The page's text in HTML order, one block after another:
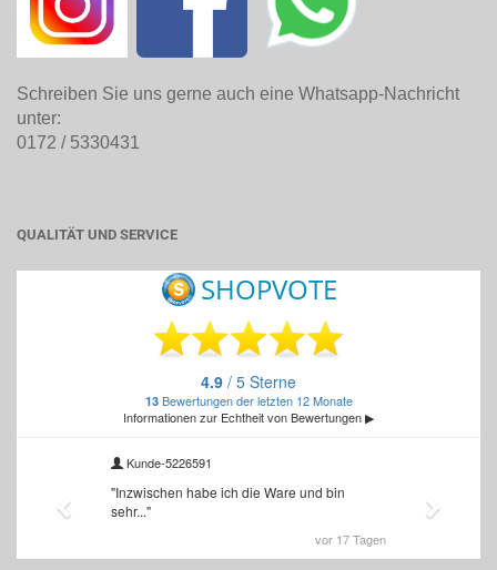
Schreiben Sie uns gerne auch eine Whatsapp-Nachricht
unter:
0172 / 5330431
QUALITÄT UND SERVICE